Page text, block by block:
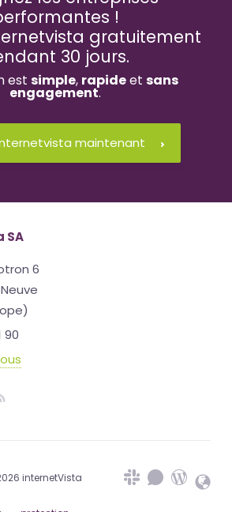
!
gratuitement
30 jours.
est simple, rapideet sans
engagement.
maintenant
SA
6
90
internetVista